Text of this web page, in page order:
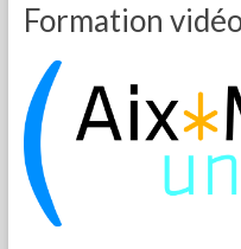
Formation